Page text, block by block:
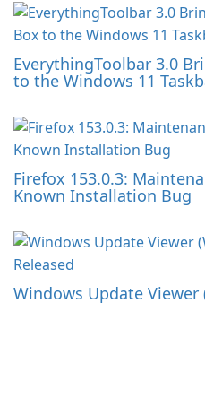
EverythingToolbar 3.0
to the Windows 11
Firefox 153.0.3:
Known Installation Bug
Windows Update Viewer